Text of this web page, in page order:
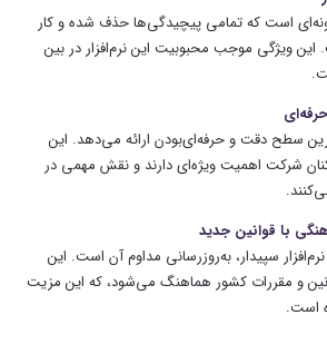
است که تمامی پیچیدگی‌ها حذف شده و کار
ویژگی موجب محبوبیت این نرم‌افزار در بین
سطح دقت و حرفه‌ای‌بودن ارائه می‌دهد. این
شرکت اهمیت ویژه‌ای دارند و نقش مهمی در
سپیدار، به‌روزرسانی مداوم آن است. این
و مقررات کشور هماهنگ می‌شود، که این مزیت
است.